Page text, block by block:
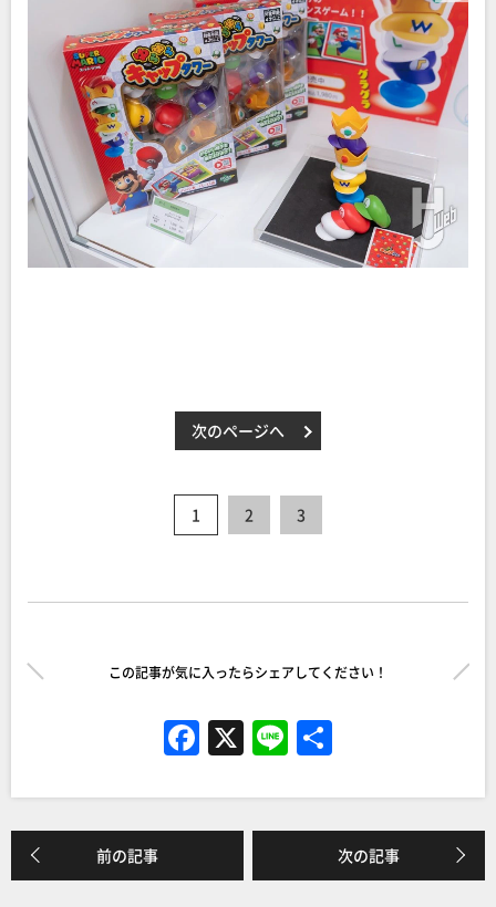
次のページへ
1 2 3
この記事が気に入ったらシェアしてください！
F
c
e
b
X Li
e
前の記事 次の記事